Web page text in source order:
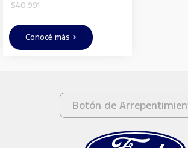
$40.991
Conocé más >
Botón de